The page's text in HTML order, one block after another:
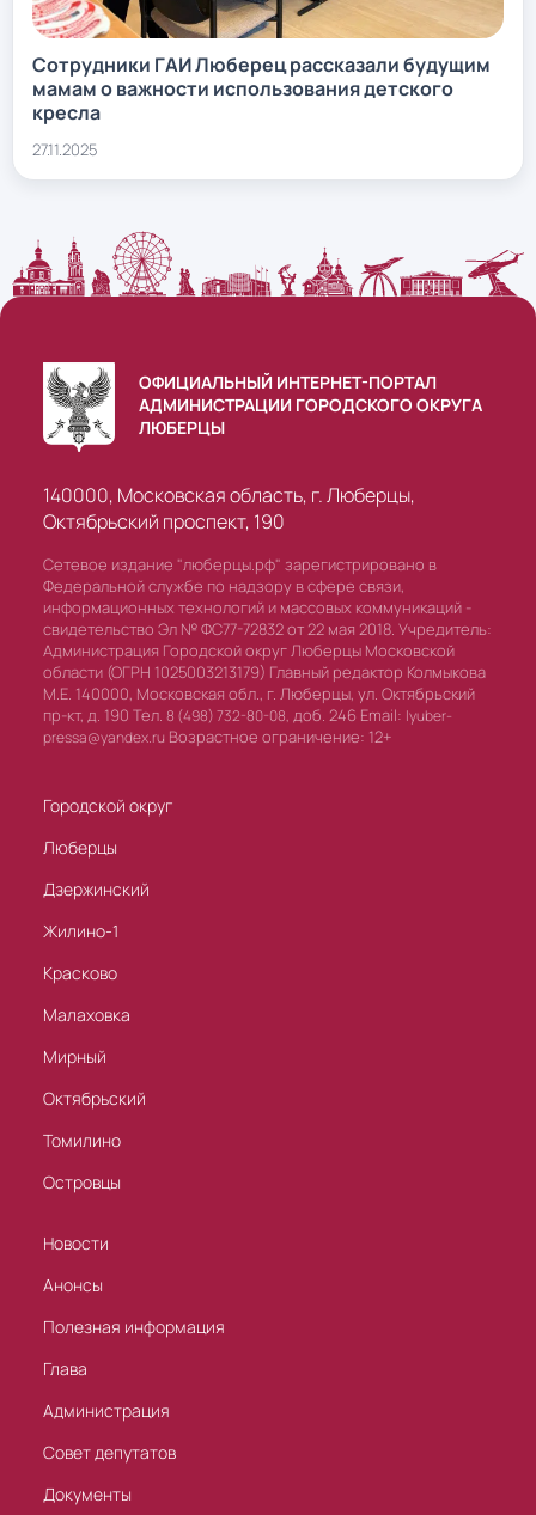
Сотрудники ГАИ Люберец рассказали будущим
мамам о важности использования детского
кресла
27.11.2025
ОФИЦИАЛЬНЫЙ ИНТЕРНЕТ-ПОРТАЛ
АДМИНИСТРАЦИИ ГОРОДСКОГО ОКРУГА
ЛЮБЕРЦЫ
140000, Московская область, г. Люберцы,
Октябрьский проспект, 190
Сетевое издание "люберцы.рф" зарегистрировано в
Федеральной службе по надзору в сфере связи,
информационных технологий и массовых коммуникаций -
свидетельство Эл № ФС77-72832 от 22 мая 2018. Учредитель:
Администрация Городской округ Люберцы Московской
области (ОГРН 1025003213179) Главный редактор Колмыкова
М.Е. 140000, Московская обл., г. Люберцы, ул. Октябрьский
пр-кт, д. 190 Тел. 8 (498) 732-80-08, доб. 246 Email: lyuber-
pressa@yandex.ru Возрастное ограничение: 12+
Городской округ
Люберцы
Дзержинский
Жилино-1
Красково
Малаховка
Мирный
Октябрьский
Томилино
Островцы
Новости
Анонсы
Полезная информация
Глава
Администрация
Совет депутатов
Документы